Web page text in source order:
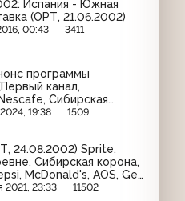
Испания - Южная
(ОРТ, 21.06.2002)
00:43 3411
программы
канал,
Сибирская
a-med, Чудо, Reflex,
19:38 1509
24.08.2002) Sprite,
Сибирская корона,
McDonald's, AOS, Gee
Herbal Essences, Coca-
2021, 23:33 11502